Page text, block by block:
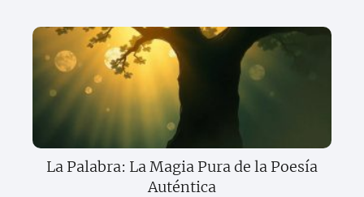
La Palabra: La Magia Pura de la Poesía
Auténtica